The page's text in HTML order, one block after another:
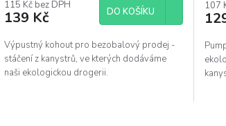
115 Kč bez DPH
139 Kč DO KOŠÍKU
Výpustný kohout pro bezobalový prodej -
stáčení z kanystrů, ve kterých dodáváme
naši ekologickou drogerii.
je
z
5
107